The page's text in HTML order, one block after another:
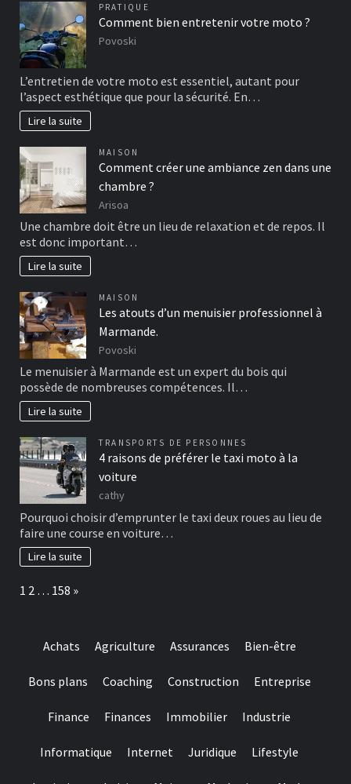
PRATIQUE
Comment bien entretenir votre moto ?
Povoski
L’entretien de votre moto est essentiel, autant pour
l’aspect esthétique que pour la sécurité. En…
Lire la suite
MAISON
Comment créer une ambiance zen dans une
chambre ?
Arisoa
Une chambre doit être un lieu de relaxation et de repos. Il
est donc important…
Lire la suite
MAISON
Les atouts d’un menuisier professionnel à
Marmande.
Povoski
Le menuisier à Marmande est un expert du bois qui
possède de nombreuses compétences. Il…
Lire la suite
TRANSPORTS DE PERSONNES
4 raisons de préférer le taxi moto à la
voiture
cathy
Pourquoi choisir d’emprunter le taxi deux roues au lieu de
faire une course en voiture…
Lire la suite
Page:
1 2 … 158 Next
»
Achats Agriculture Assurances Bien-être
Bons plans Coaching Construction Entreprise
Finance Finances Immobilier Industrie
Informatique Internet Juridique Lifestyle